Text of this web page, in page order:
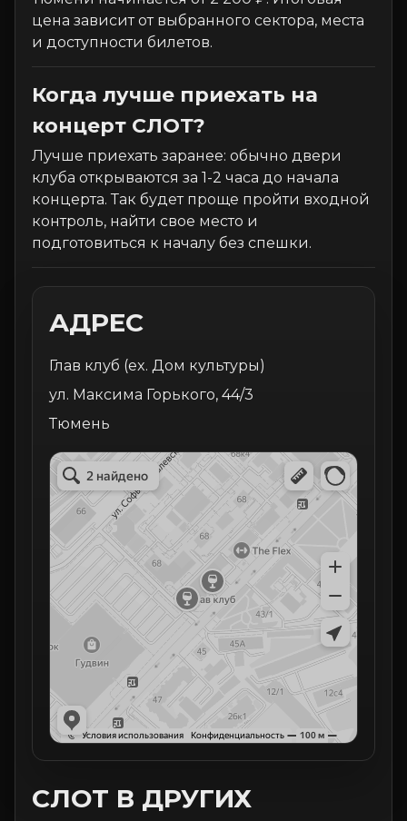
цена зависит от выбранного сектора, места
и доступности билетов.
Когда лучше приехать на
концерт СЛОТ?
Лучше приехать заранее: обычно двери
клуба открываются за 1-2 часа до начала
концерта. Так будет проще пройти входной
контроль, найти свое место и
подготовиться к началу без спешки.
АДРЕС
Глав клуб (ex. Дом культуры)
ул. Максима Горького, 44/3
Тюмень
СЛОТ В ДРУГИХ